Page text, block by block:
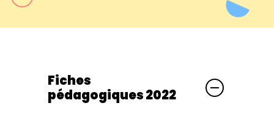
Fiches
pédagogiques 2022